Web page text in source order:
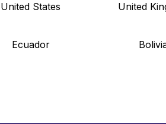
United States United
Ecuador